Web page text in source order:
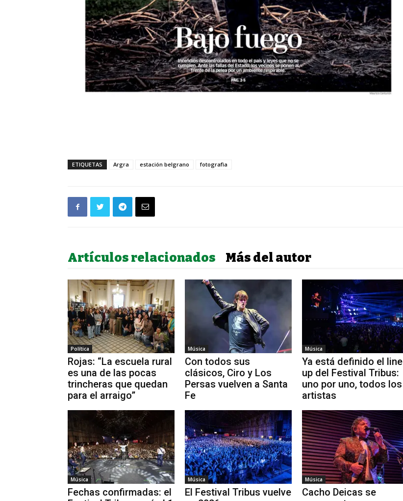
ETIQUETAS Argra estación belgrano fotografìa
Artículos relacionados Más del autor
Política
Rojas: “La escuela rural
es una de las pocas
trincheras que quedan
para el arraigo”
Música
Con todos sus
clásicos, Ciro y Los
Persas vuelven a Santa
Fe
Música
Ya está definido el line
up del Festival Tribus:
uno por uno, todos los
artistas
Música
Fechas confirmadas: el
Música
El Festival Tribus vuelve
Música
Cacho Deicas se